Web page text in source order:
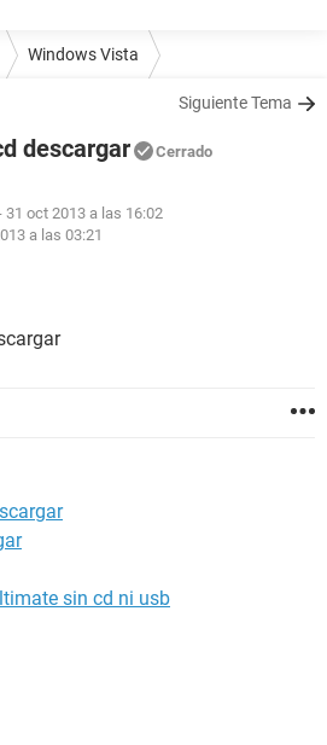
Windows Vista
Siguiente Tema
descargar Cerrado
31 oct 2013 a las 16:02
a las 03:21
sin cd ni usb